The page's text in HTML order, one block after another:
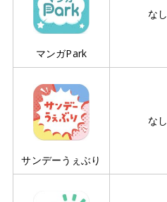
マンガPark
なし
サンデーうぇぶり
なし